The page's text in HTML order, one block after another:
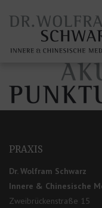
PRAXIS
Dr. Wolfram Schwarz
Innere & Chinesische
Zweibrückenstraße 15